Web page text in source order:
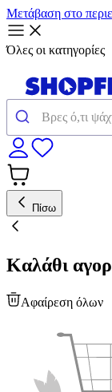
Μετάβαση στο
Όλες οι κατηγορίες
Πίσω
Καλάθι
Αφαίρεση όλων